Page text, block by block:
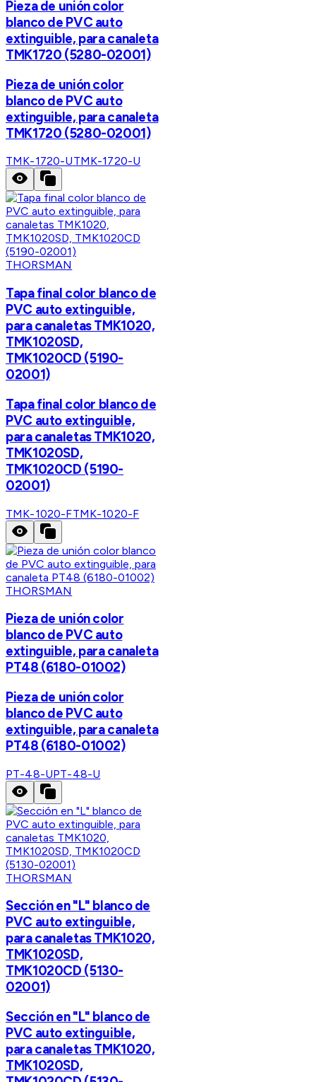
Pieza de unión color
blanco de PVC auto
extinguible, para canaleta
TMK1720 (5280-02001)
Pieza de unión color
blanco de PVC auto
extinguible, para canaleta
TMK1720 (5280-02001)
TMK-1720-UTMK-1720-U
THORSMAN
Tapa final color blanco de
PVC auto extinguible,
para canaletas TMK1020,
TMK1020SD,
TMK1020CD (5190-
02001)
Tapa final color blanco de
PVC auto extinguible,
para canaletas TMK1020,
TMK1020SD,
TMK1020CD (5190-
02001)
TMK-1020-FTMK-1020-F
THORSMAN
Pieza de unión color
blanco de PVC auto
extinguible, para canaleta
PT48 (6180-01002)
Pieza de unión color
blanco de PVC auto
extinguible, para canaleta
PT48 (6180-01002)
PT-48-UPT-48-U
THORSMAN
Sección en "L" blanco de
PVC auto extinguible,
para canaletas TMK1020,
TMK1020SD,
TMK1020CD (5130-
02001)
Sección en "L" blanco de
PVC auto extinguible,
para canaletas TMK1020,
TMK1020SD,